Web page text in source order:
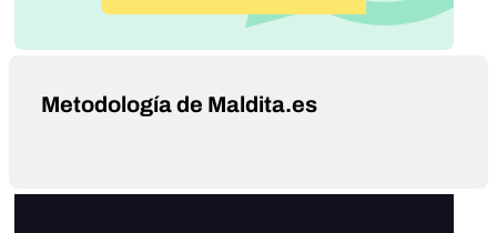
Metodología de Maldita.es